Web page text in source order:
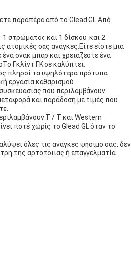
παραπέρα από το Glead GL.Από
1 στρώματος και 1 δίσκου, και 2
ατομικές σας ανάγκες.Είτε είστε μια
ένα σνακ μπαρ και χρειάζεστε ένα
Γκλίντ ΓΚ σε καλύπτει.
πληροί τα υψηλότερα πρότυπα
εργασία καθαρισμού.
που περιλαμβάνουν
και παράδοση.με τιμές που
T / T και Western
ποτέ χωρίς το Glead GL όταν το
όλες τις ανάγκες ψήσιμο σας, δεν
της αρτοποιίας ή επαγγελματία..